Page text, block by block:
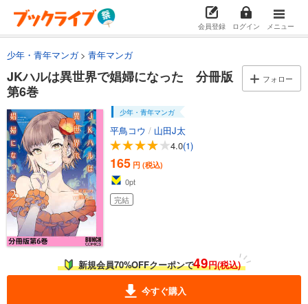
会員登録 ログイン メニュー
少年・青年マンガ 青年マンガ
JKハルは異世界で娼婦になった 分冊版
第6巻
フォロー
少年・青年マンガ
平鳥コウ / 山田J太
4.0(1)
165 円 (税込)
0pt
完結
新規会員70%OFFクーポンで49円(税込)
今すぐ購入